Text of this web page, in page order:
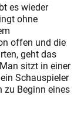
es wieder
ohne
offen und die
geht das
sitzt in einer
Schauspieler
zu Beginn eines